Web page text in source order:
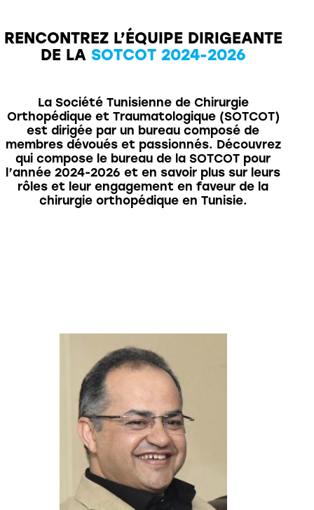
RENCONTREZ L’ÉQUIPE DIRIGEANTE
DE LA SOTCOT 2024-2026
La Société Tunisienne de Chirurgie
Orthopédique et Traumatologique (SOTCOT)
est dirigée par un bureau composé de
membres dévoués et passionnés. Découvrez
qui compose le bureau de la SOTCOT pour
l’année 2024-2026 et en savoir plus sur leurs
rôles et leur engagement en faveur de la
chirurgie orthopédique en Tunisie.